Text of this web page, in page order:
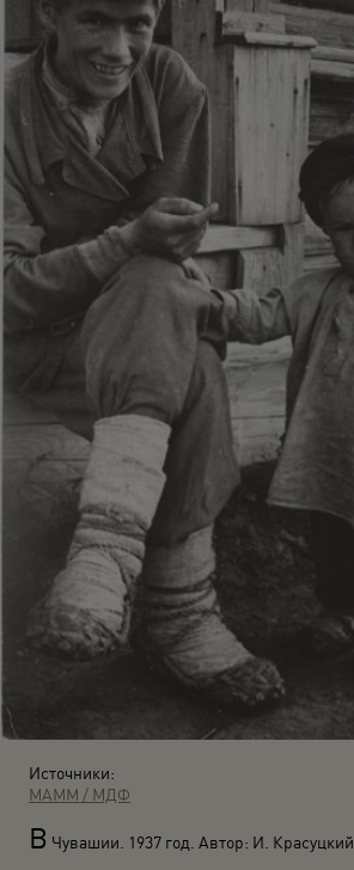
Источники:
МАММ / МДФ
В Чувашии. 1937 год. Автор: И. Красуцкий.